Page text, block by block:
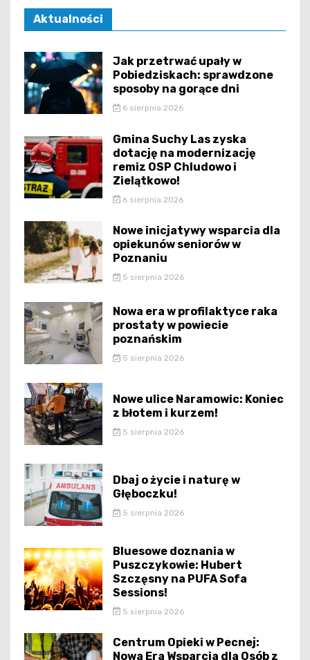
Aktualności
Jak przetrwać upały w
Pobiedziskach: sprawdzone
sposoby na gorące dni
6 sierpnia 2026
Gmina Suchy Las zyska
dotację na modernizację
remiz OSP Chludowo i
Zielątkowo!
6 sierpnia 2026
Nowe inicjatywy wsparcia dla
opiekunów seniorów w
Poznaniu
5 sierpnia 2026
Nowa era w profilaktyce raka
prostaty w powiecie
poznańskim
5 sierpnia 2026
Nowe ulice Naramowic: Koniec
z błotem i kurzem!
5 sierpnia 2026
Dbaj o życie i naturę w
Głęboczku!
5 sierpnia 2026
Bluesowe doznania w
Puszczykowie: Hubert
Szczęsny na PUFA Sofa
Sessions!
5 sierpnia 2026
Centrum Opieki w Pecnej:
Nowa Era Wsparcia dla Osób z